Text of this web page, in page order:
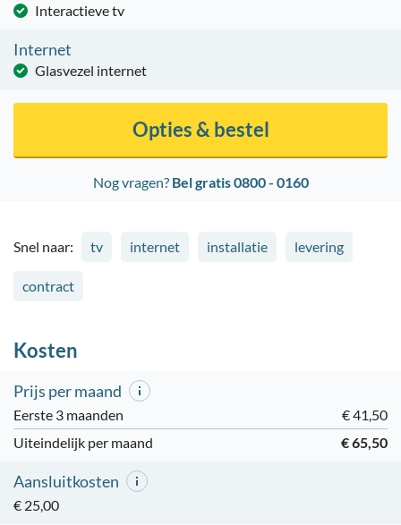
Interactieve tv
Internet
Glasvezel internet
Nog vragen? Bel gratis 0800 - 0160
Opties & bestel
Snel naar: tv internet installatie levering
contract
Kosten
Prijs per maand
Eerste 3 maanden
€ 41,50
Uiteindelijk per maand
€ 65,50
Aansluitkosten
€ 25,00